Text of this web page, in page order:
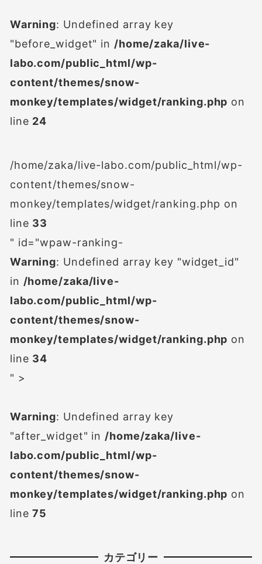
Warning: Undefined array key
"before_widget" in /home/zaka/live-
labo.com/public_html/wp-
content/themes/snow-
monkey/templates/widget/ranking.php on
line 24
/home/zaka/live-labo.com/public_html/wp-
content/themes/snow-
monkey/templates/widget/ranking.php on
line 33
" id="wpaw-ranking-
Warning: Undefined array key "widget_id"
in /home/zaka/live-
labo.com/public_html/wp-
content/themes/snow-
monkey/templates/widget/ranking.php on
line 34
" >
Warning: Undefined array key
"after_widget" in /home/zaka/live-
labo.com/public_html/wp-
content/themes/snow-
monkey/templates/widget/ranking.php on
line75
カテゴリー